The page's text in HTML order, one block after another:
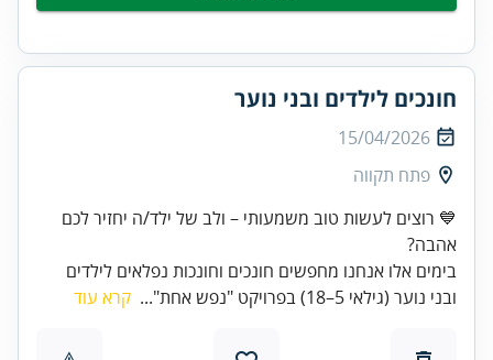
חונכים לילדים ובני נוער
15/04/2026
פתח תקווה
💙 רוצים לעשות טוב משמעותי – ולב של ילד/ה יחזיר לכם
אהבה?
בימים אלו אנחנו מחפשים חונכים וחונכות נפלאים לילדים
ובני נוער (גילאי 5–18) בפרויקט "נפש אחת"...
קרא עוד